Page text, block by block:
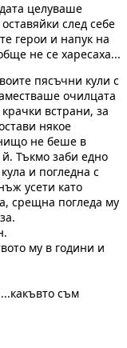
целуваше
след себе
герои и напук на
не се харесаха...
пясъчни кули с
очилцата
встрани, за
някое
не беше в
Тъкмо заби едно
и погледна с
усети като
срещна погледа му
му в години и
съм